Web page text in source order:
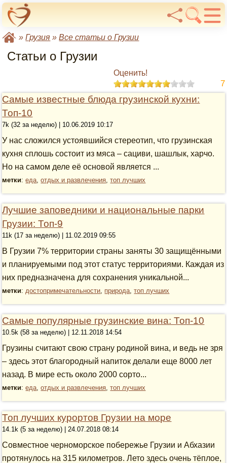
»Грузия »Все статьи о Грузии
Статьи о Грузии
Оценить!
7
Самые известные блюда грузинской кухни:
Топ-10
7k (32 за неделю) | 10.06.2019 10:17
У нас сложился устоявшийся стереотип, что грузинская
кухня сплошь состоит из мяса – сациви, шашлык, харчо.
Но на самом деле её основой является ...
метки:еда,отдых и развлечения,топ лучших
Лучшие заповедники и национальные парки
Грузии: Топ-9
11k (17 за неделю) | 11.02.2019 09:55
В Грузии 7% территории страны заняты 30 защищёнными
и планируемыми под этот статус территориями. Каждая из
них предназначена для сохранения уникальной...
метки:достопримечательности, природа,топ лучших
Самые популярные грузинские вина: Топ-10
10.5k (58 за неделю) | 12.11.2018 14:54
Грузины считают свою страну родиной вина, и ведь не зря
– здесь этот благородный напиток делали еще 8000 лет
назад. В мире есть около 2000 сорто...
метки:еда,отдых и развлечения,топ лучших
Топ лучших курортов Грузии на море
14.1k (5 за неделю) | 24.07.2018 08:14
Совместное черноморское побережье Грузии и Абхазии
протянулось на 315 километров. Лето здесь очень тёплое,